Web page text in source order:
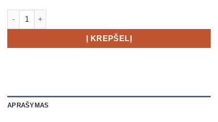
produkto kiekis: Craft PRO Dry Nanoweight LS Men's
Į KREPŠELĮ
APRAŠYMAS